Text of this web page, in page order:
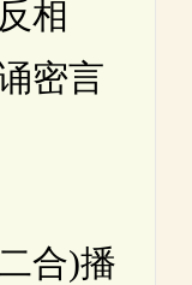
相
密言
合)播